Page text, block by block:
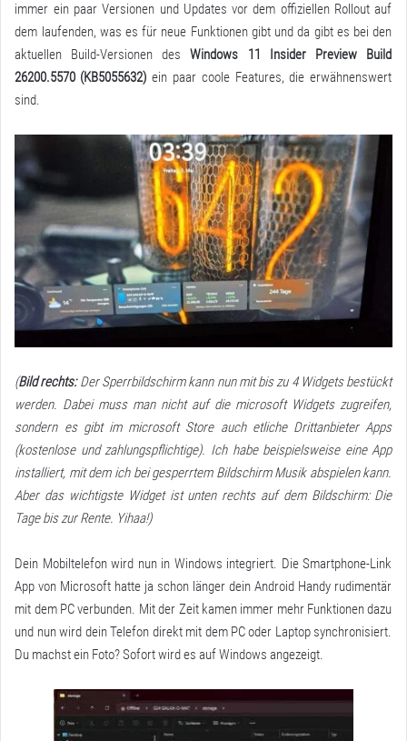
immer ein paar Versionen und Updates vor dem offiziellen Rollout auf
dem laufenden, was es für neue Funktionen gibt und da gibt es bei den
aktuellen Build-Versionen desWindows 11 Insider Preview Build
26200.5570 (KB5055632) ein paar coole Features, die erwähnenswert
sind.
(Bild rechts:Der Sperrbildschirm kann nun mit bis zu 4 Widgets bestückt
werden. Dabei muss man nicht auf die microsoft Widgets zugreifen,
sondern es gibt im microsoft Store auch etliche Drittanbieter Apps
(kostenlose und zahlungspflichtige). Ich habe beispielsweise eine App
installiert, mit dem ich bei gesperrtem Bildschirm Musik abspielen kann.
Aber das wichtigste Widget ist unten rechts auf dem Bildschirm: Die
Tage bis zur Rente. Yihaa!)
Dein Mobiltelefon wird nun in Windows integriert. Die Smartphone-Link
App von Microsoft hatte ja schon länger dein Android Handy rudimentär
mit dem PC verbunden. Mit der Zeit kamen immer mehr Funktionen dazu
und nun wird dein Telefon direkt mit dem PC oder Laptop synchronisiert.
Du machst ein Foto? Sofort wird es auf Windows angezeigt.